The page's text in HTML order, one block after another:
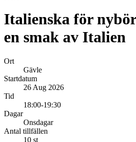
Italienska för
en smak av Italien
Ort
Gävle
Startdatum
26 Aug 2026
Tid
18:00-19:30
Dagar
Onsdagar
Antal tillfällen
10 st